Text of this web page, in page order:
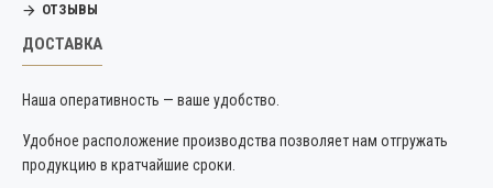
ОТЗЫВЫ
ДОСТАВКА
Наша оперативность — ваше удобство.
Удобное расположение производства позволяет нам отгружать
продукцию в кратчайшие сроки.